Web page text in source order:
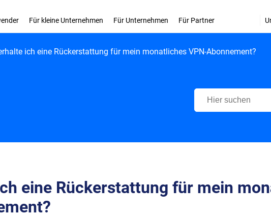
Für kleine Unternehmen Für Unternehmen Für Partner
ich eine Rückerstattung für mein monatliches VPN-Abonnement?
Bitdefender Support
eine Rückerstattung für mein